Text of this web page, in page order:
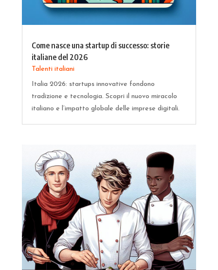
Come nasce una startup di successo: storie
italiane del 2026
Talenti italiani
Italia 2026: startups innovative fondono
tradizione e tecnologia. Scopri il nuovo miracolo
italiano e l’impatto globale delle imprese digitali.